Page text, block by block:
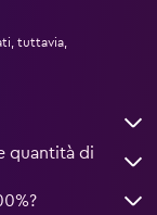
tuttavia,
quantità di